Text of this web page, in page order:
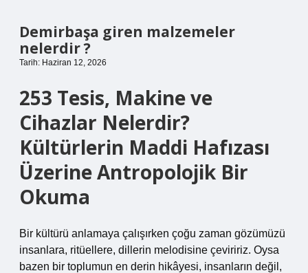
Demirbaşa giren malzemeler
nelerdir ?
Tarih: Haziran 12, 2026
253 Tesis, Makine ve
Cihazlar Nelerdir?
Kültürlerin Maddi Hafızası
Üzerine Antropolojik Bir
Okuma
Bir kültürü anlamaya çalışırken çoğu zaman gözümüzü
insanlara, ritüellere, dillerin melodisine çeviririz. Oysa
bazen bir toplumun en derin hikâyesi, insanların değil,